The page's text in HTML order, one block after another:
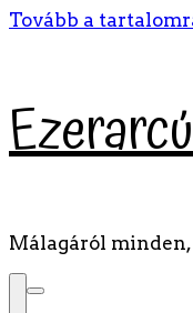
Tovább a
Málagáról